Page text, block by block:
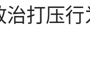
治打压行